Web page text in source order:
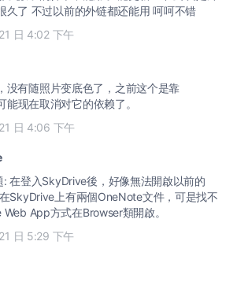
久了 不过以前的外链都还能用 呵呵不错
日 4:02 下午
没有随照片变底色了，之前这个是靠
能现在取消对它的依赖了。
日 4:06 下午
: 在登入SkyDrive後，好像無法開啟以前的
SkyDrive上有兩個OneNote文件，可是找不
App方式在Browser類開啟。
日 5:29 下午